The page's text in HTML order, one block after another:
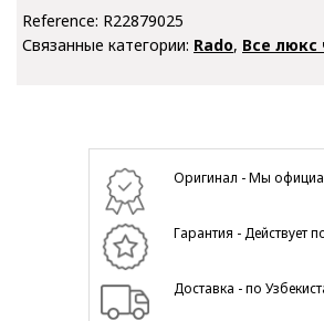
Reference: R22879025
Связанные категории: Rado, Все люкс
Оригинал - Мы
Гарантия - Действует
Доставка - по